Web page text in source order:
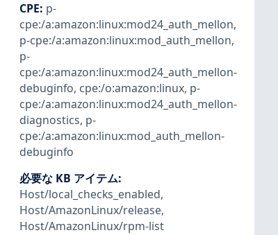
CPE: p-
cpe:/a:amazon:linux:mod24_auth_mellon,
p-cpe:/a:amazon:linux:mod_auth_mellon,
p-
cpe:/a:amazon:linux:mod24_auth_mellon-
debuginfo, cpe:/o:amazon:linux, p-
cpe:/a:amazon:linux:mod24_auth_mellon-
diagnostics, p-
cpe:/a:amazon:linux:mod_auth_mellon-
debuginfo
必要な KB アイテム:
Host/local_checks_enabled,
Host/AmazonLinux/release,
Host/AmazonLinux/rpm-list